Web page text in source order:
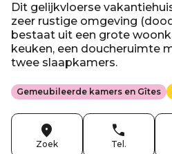
Dit gelijkvloerse
zeer rustige omgeving
bestaat uit een grote
keuken, een doucheruimte
twee slaapkamers.
Gemeubileerde kamers en Gîtes
Zoek Tel.